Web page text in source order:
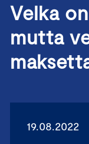
Velka
mutta
19.08.2022